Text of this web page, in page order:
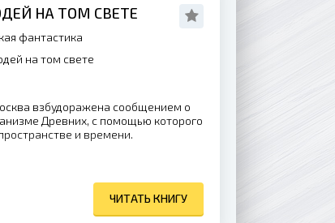
НА ТОМ СВЕТЕ
фантастика
на том свете
взбудоражена сообщением о
Древних, с помощью которого
и времени.
ЧИТАТЬ КНИГУ